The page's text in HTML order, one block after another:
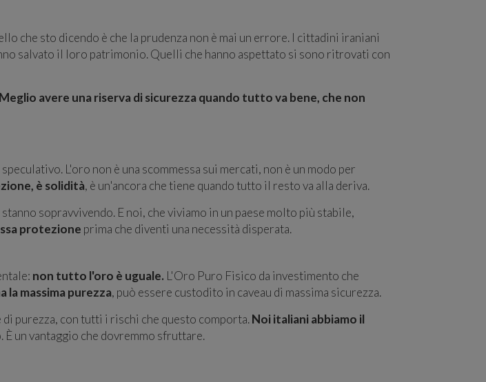
che sto dicendo è che la prudenza non è mai un errore. I cittadini iraniani
salvato il loro patrimonio. Quelli che hanno aspettato si sono ritrovati con
Meglio avere una riserva di sicurezza quando tutto va bene, che non
L'oro non è una scommessa sui mercati, non è un modo per
è solidità, è un'ancora che tiene quando tutto il resto va alla deriva.
sopravvivendo. E noi, che viviamo in un paese molto più stabile,
protezione prima che diventi una necessità disperata.
non tutto l'oro è uguale. L'Oro Puro Fisico da investimento che
massima purezza, può essere custodito in caveau di massima sicurezza.
purezza, con tutti i rischi che questo comporta.Noi italiani abbiamo il
un vantaggio che dovremmo sfruttare.